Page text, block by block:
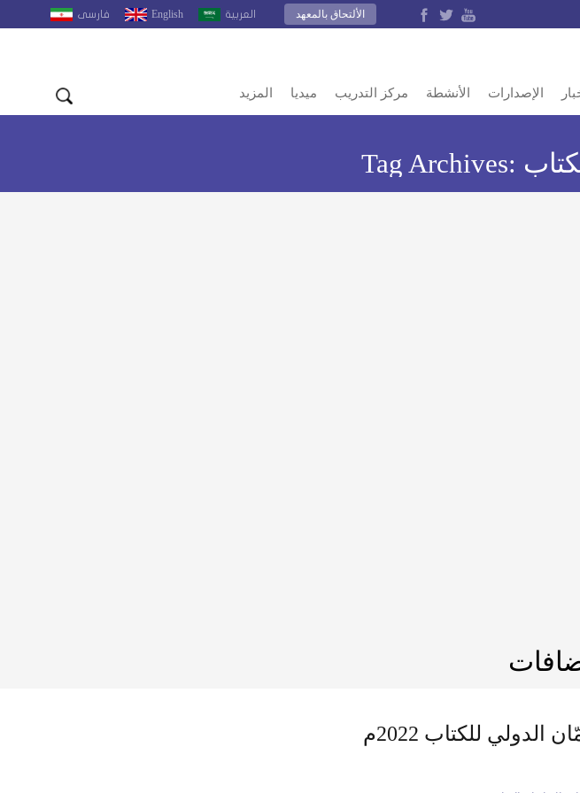
العربية English فارسى الألتحاق بالمعهد
الإصدارات الأنشطة مركز التدريب ميديا المزيد
Tag Archives:
للكتاب 2022م